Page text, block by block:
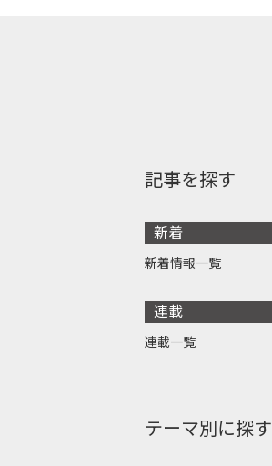
記事を探す
新着
新着情報一覧
連載
連載一覧
テーマ別に探す